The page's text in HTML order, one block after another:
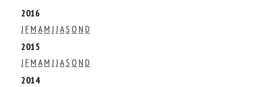
2016
J FM AM J J AS O N D
2015
J FM AM J J AS O N D
2014